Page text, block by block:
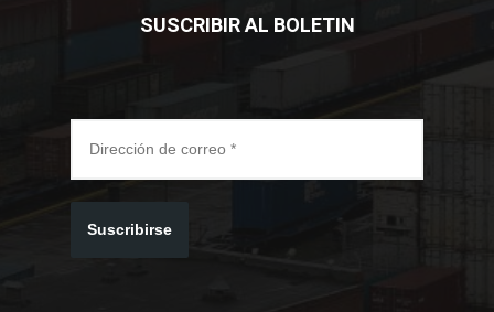
SUSCRIBIR AL BOLETIN
Suscribirse